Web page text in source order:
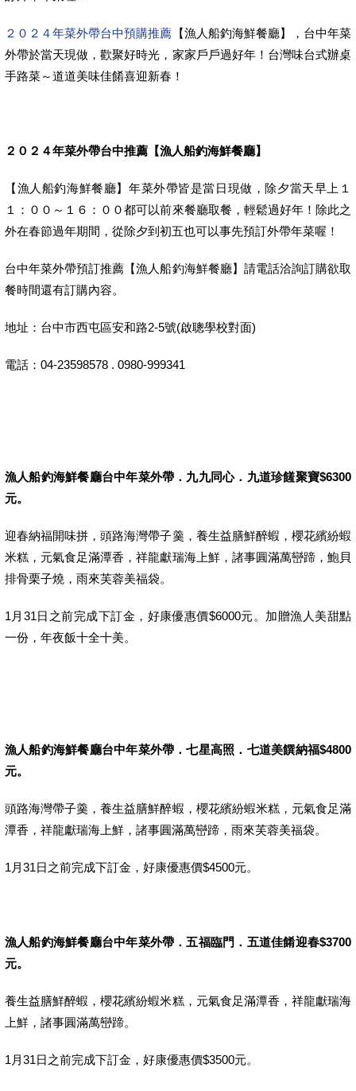
２０２４年菜外帶台中預購推薦 【漁人船釣海鮮餐廳】，台中年菜
外帶於當天現做，歡聚好時光，家家戶戶過好年！台灣味台式辦桌
手路菜～道道美味佳餚喜迎新春！
２０２４年菜外帶台中推薦【漁人船釣海鮮餐廳】
【漁人船釣海鮮餐廳】年菜外帶皆是當日現做，除夕當天早上１
１：００～１６：００都可以前來餐廳取餐，輕鬆過好年！除此之
外在春節過年期間，從除夕到初五也可以事先預訂外帶年菜喔！
台中年菜外帶預訂推薦【漁人船釣海鮮餐廳】請電話洽詢訂購欲取
餐時間還有訂購內容。
地址：台中市西屯區安和路2-5號(啟聰學校對面)
電話：04-23598578 . 0980-999341
漁人船釣海鮮餐廳台中年菜外帶．九九同心．九道珍饈聚寶$6300
元。
迎春納福開味拼，頭路海灣帶子羹，養生益膳鮮醉蝦，櫻花繽紛蝦
米糕，元氣食足滿潭香，祥龍獻瑞海上鮮，諸事圓滿萬巒蹄，鮑貝
排骨栗子燒，雨來芙蓉美福袋。
1月31日之前完成下訂金，好康優惠價$6000元。加贈漁人美甜點
一份，年夜飯十全十美。
漁人船釣海鮮餐廳台中年菜外帶．七星高照．七道美饌納福$4800
元。
頭路海灣帶子羹，養生益膳鮮醉蝦，櫻花繽紛蝦米糕，元氣食足滿
潭香，祥龍獻瑞海上鮮，諸事圓滿萬巒蹄，雨來芙蓉美福袋。
1月31日之前完成下訂金，好康優惠價$4500元。
漁人船釣海鮮餐廳台中年菜外帶．五福臨門．五道佳餚迎春$3700
元。
養生益膳鮮醉蝦，櫻花繽紛蝦米糕，元氣食足滿潭香，祥龍獻瑞海
上鮮，諸事圓滿萬巒蹄。
1月31日之前完成下訂金，好康優惠價$3500元。